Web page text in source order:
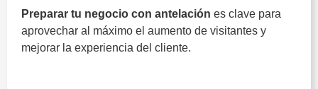
Preparar tu negocio con antelación es clave para
aprovechar al máximo el aumento de visitantes y
mejorar la experiencia del cliente.